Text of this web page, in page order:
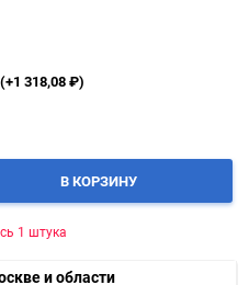
(+1 318,08₽)
В КОРЗИНУ
1 штука
и области